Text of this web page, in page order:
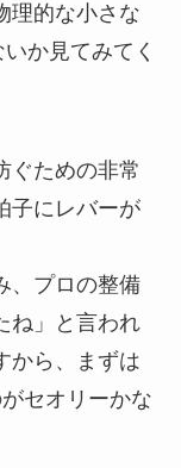
理的な小さな
か見てみてく
ぐための非常
子にレバーが
、プロの整備
ね」と言われ
から、まずは
セオリーかな